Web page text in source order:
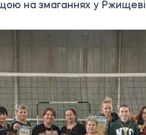
на змаганнях у Ржищеві